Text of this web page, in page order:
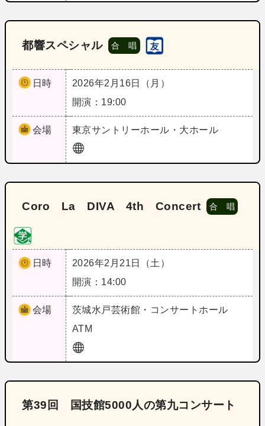
都響スペシャル 合 唱
日時
2026年2月16日（月）
開演：19:00
会場 東京サントリーホール・大ホール
Coro La DIVA 4th Concert 合 唱
日時
2026年2月21日（土）
開演：14:00
会場 茨城水戸芸術館・コンサートホール
ATM
第39回 国技館5000人の第九コンサート